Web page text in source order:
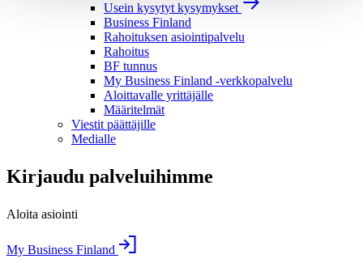
Usein kysytyt kysymykset
Business Finland
Rahoituksen asiointipalvelu
Rahoitus
BF tunnus
My Business Finland -verkkopalvelu
Aloittavalle yrittäjälle
Määritelmät
Viestit päättäjille
Medialle
Kirjaudu palveluihimme
Aloita asiointi
My Business Finland